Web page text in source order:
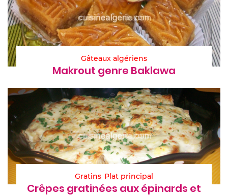
Gâteaux algériens
Makrout genre Baklawa
Gratins Plat principal
Crêpes gratinées aux épinards et